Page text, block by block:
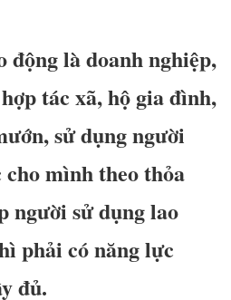
động là doanh nghiệp,
tác xã, hộ gia đình,
sử dụng người
mình theo thỏa
người sử dụng lao
phải có năng lực
đủ.